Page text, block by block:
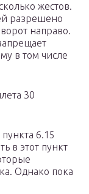
жестов.
разрешено
направо.
в том числе
30
6.15
в этот пункт
Однако пока